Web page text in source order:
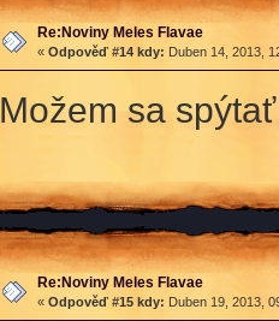
Re:Noviny Meles Flavae
« Odpověď #14 kdy: Duben 14, 2013,
Možem sa
Re:Noviny Meles Flavae
« Odpověď #15 kdy: Duben 19, 2013,